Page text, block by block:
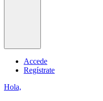
Accede
Regístrate
Hola,